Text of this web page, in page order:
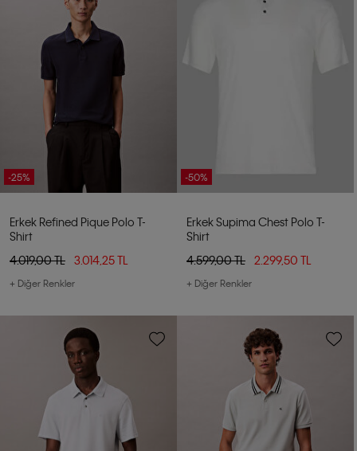
-25%
Erkek Refined Pique Polo T-
Shirt
4.019,00 TL
3.014,25 TL
+ Diğer Renkler
-50%
Erkek Supima Chest Polo T-
Shirt
4.599,00 TL
2.299,50 TL
+ Diğer Renkler